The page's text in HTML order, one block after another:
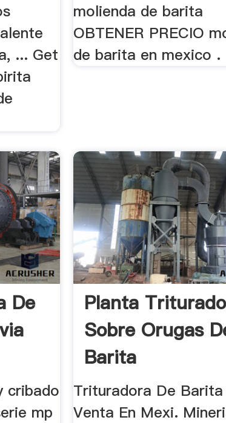
... Get
molienda de barita
OBTENER PRECIO
de barita en mexico .
De
cribado
mp
Planta
Sobre Orugas
Barita
Trituradora De Barita
Venta En Mexi.